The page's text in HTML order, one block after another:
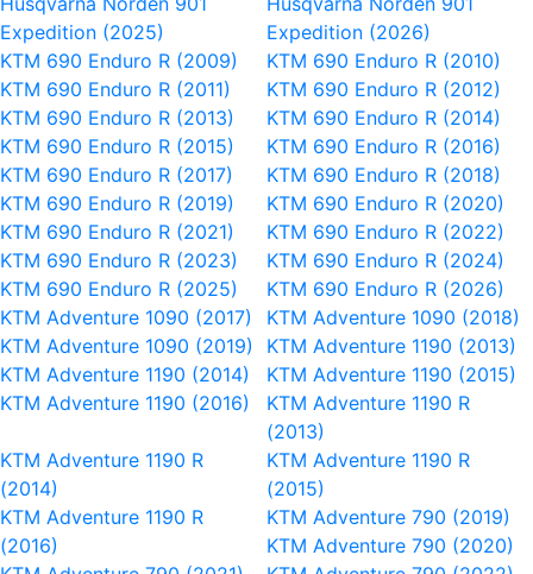
Expedition (2025)
Expedition (2026)
KTM 690 Enduro R (2009)
KTM 690 Enduro R (2010)
KTM 690 Enduro R (2011)
KTM 690 Enduro R (2012)
KTM 690 Enduro R (2013)
KTM 690 Enduro R (2014)
KTM 690 Enduro R (2015)
KTM 690 Enduro R (2016)
KTM 690 Enduro R (2017)
KTM 690 Enduro R (2018)
KTM 690 Enduro R (2019)
KTM 690 Enduro R (2020)
KTM 690 Enduro R (2021)
KTM 690 Enduro R (2022)
KTM 690 Enduro R (2023)
KTM 690 Enduro R (2024)
KTM 690 Enduro R (2025)
KTM 690 Enduro R (2026)
KTM Adventure 1090 (2017)
KTM Adventure 1090 (2018)
KTM Adventure 1090 (2019)
KTM Adventure 1190 (2013)
KTM Adventure 1190 (2014)
KTM Adventure 1190 (2015)
KTM Adventure 1190 (2016)
KTM Adventure 1190 R
(2013)
KTM Adventure 1190 R
(2014)
KTM Adventure 1190 R
(2015)
KTM Adventure 1190 R
(2016)
KTM Adventure 790 (2019)
KTM Adventure 790 (2020)